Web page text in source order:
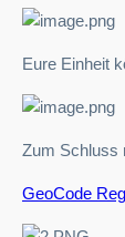
Eure Einheit
Zum Schluss
GeoCode